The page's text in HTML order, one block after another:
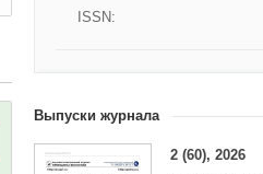
ISSN:
Выпуски журнала
2 (60), 2026